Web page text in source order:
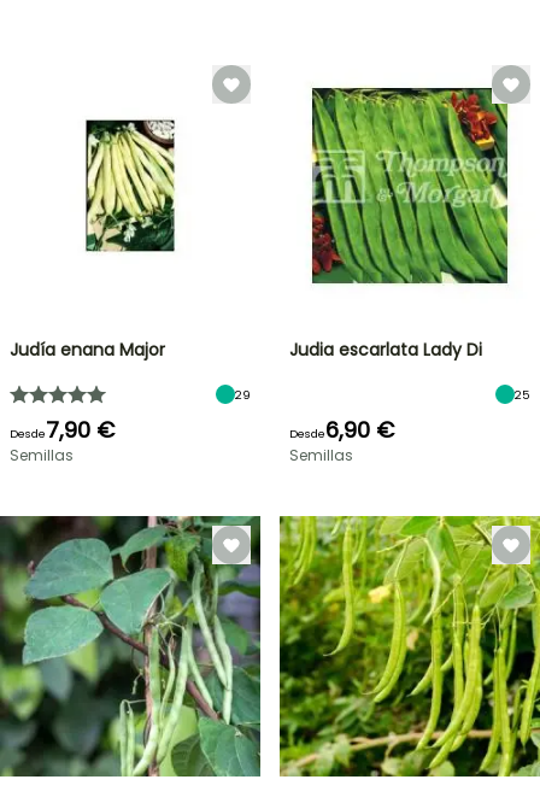
Judía enana Major
29
Desde7,90 €
Semillas
Judia escarlata Lady Di
25
Desde6,90 €
Semillas